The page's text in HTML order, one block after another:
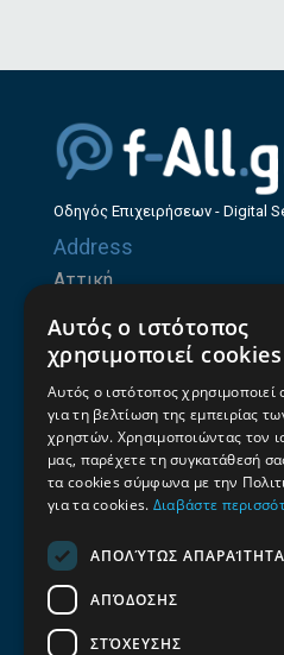
Οδηγός Επιχειρήσεων - Digital
Address
Αττική
Θεσσαλία
Ηρώων Πολυτεχνείου 214
Επαγγελματικός οδηγός
Emails
Contacts
+30 2106100088
+30 2410533884
Αυτός ο ιστότοπος
χρησιμοποιεί cookies
Αυτός ο ιστότοπος χρησιμοποιεί
για τη βελτίωση της εμπειρίας
χρηστών. Χρησιμοποιώντας τον
μας, παρέχετε τη συγκατάθεσή
τα cookies σύμφωνα με την
για τα cookies. Διαβάστε
ΑΠΟΛΎΤΩΣ ΑΠΑΡΑΊΤΗΤΑ
ΑΠΌΔΟΣΗΣ
ΣΤΌΧΕΥΣΗΣ